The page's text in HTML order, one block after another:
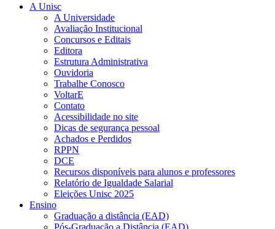
A Unisc
A Universidade
Avaliação Institucional
Concursos e Editais
Editora
Estrutura Administrativa
Ouvidoria
Trabalhe Conosco
VoltarE
Contato
Acessibilidade no site
Dicas de segurança pessoal
Achados e Perdidos
RPPN
DCE
Recursos disponíveis para alunos e professores
Relatório de Igualdade Salarial
Eleições Unisc 2025
Ensino
Graduação a distância (EAD)
Pós-Graduação a Distância (EAD)